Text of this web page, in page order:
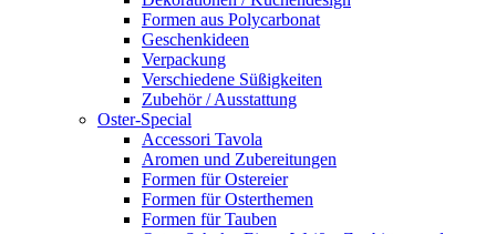
Formen aus Polycarbonat
Geschenkideen
Verpackung
Verschiedene Süßigkeiten
Zubehör / Ausstattung
Oster-Special
Accessori Tavola
Aromen und Zubereitungen
Formen für Ostereier
Formen für Osterthemen
Formen für Tauben